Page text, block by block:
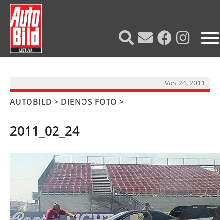
NAUJIENOS
TESTAI
Vas 24, 2011
AUTOBILD > DIENOS FOTO >
2011_02_24